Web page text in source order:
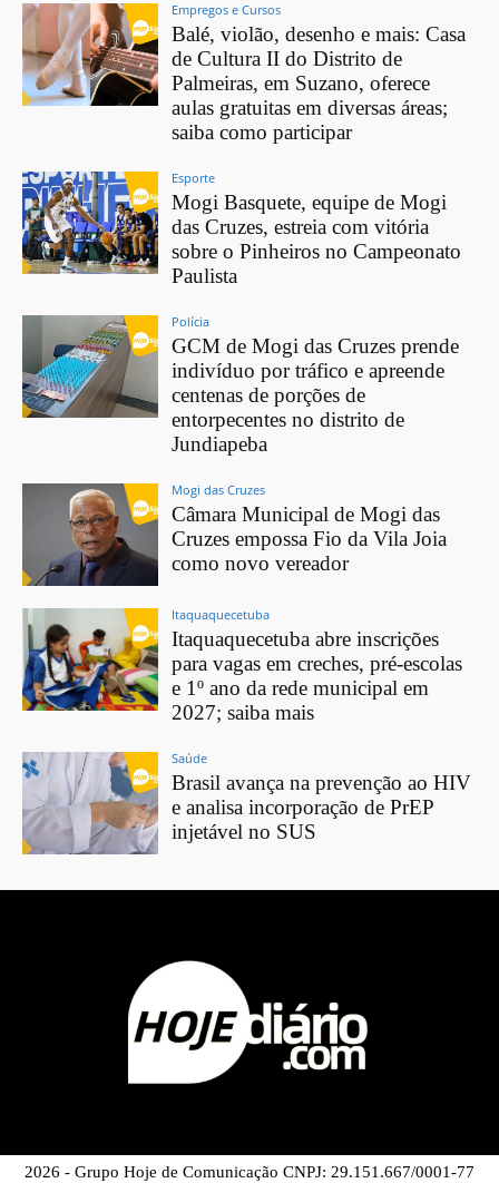
Empregos e Cursos
Balé, violão, desenho e mais: Casa
de Cultura II do Distrito de
Palmeiras, em Suzano, oferece
aulas gratuitas em diversas áreas;
saiba como participar
Esporte
Mogi Basquete, equipe de Mogi
das Cruzes, estreia com vitória
sobre o Pinheiros no Campeonato
Paulista
Polícia
GCM de Mogi das Cruzes prende
indivíduo por tráfico e apreende
centenas de porções de
entorpecentes no distrito de
Jundiapeba
Mogi das Cruzes
Câmara Municipal de Mogi das
Cruzes empossa Fio da Vila Joia
como novo vereador
Itaquaquecetuba
Itaquaquecetuba abre inscrições
para vagas em creches, pré-escolas
e 1º ano da rede municipal em
2027; saiba mais
Saúde
Brasil avança na prevenção ao HIV
e analisa incorporação de PrEP
injetável no SUS
2026 - Grupo Hoje de Comunicação CNPJ: 29.151.667/0001-77